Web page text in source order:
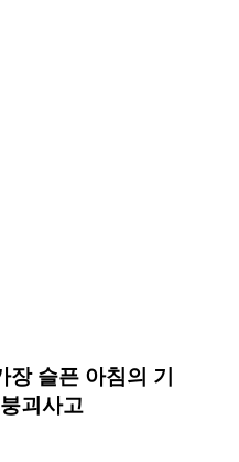
슬픈 아침의 기
괴사고